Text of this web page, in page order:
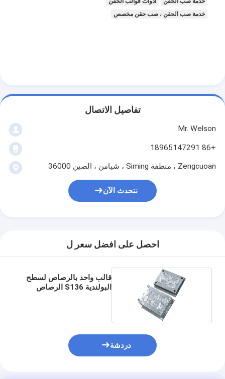
خدمة صب الحقن ، صب حقن مخصص
تفاصيل الاتصال
Mr. Welson
+86 18965147291
Zengcuoan ، منطقة Siming ، شيامن ، الصين 36000
نتحدث الآن
احصل على افضل سعر ل
قالب واحد بالرصاص لسطح
البولندية S136 الرصاص
دردشة